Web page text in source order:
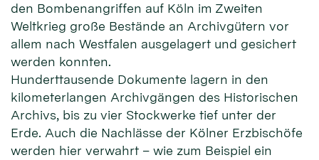
den Bombenangriffen auf Köln im Zweiten
Weltkrieg große Bestände an Archivgütern vor
allem nach Westfalen ausgelagert und gesichert
werden konnten.
Hunderttausende Dokumente lagern in den
kilometerlangen Archivgängen des Historischen
Archivs, bis zu vier Stockwerke tief unter der
Erde. Auch die Nachlässe der Kölner Erzbischöfe
werden hier verwahrt – wie zum Beispiel ein